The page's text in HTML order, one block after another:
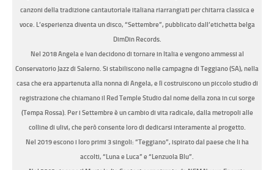
canzoni della tradizione cantautoriale italiana riarrangiati per chitarra classica e
voce. L’esperienza diventa un disco, “Settembre”, pubblicatodall’etichetta belga
DimDin Records.
Nel 2018 Angela e Ivan decidono di tornare in Italia e vengono ammessi al
Conservatorio Jazz di Salerno . Si stabiliscono nelle campagne di Teggiano (SA), nella
casa che era appartenuta alla nonna di Angela, e lì costruiscono un piccolo studio di
registrazione che chiamano il Red Temple Studiodal nome della zona in cui sorge
(Tempa Rossa). Per i Settembre è un cambio di vita radicale, dalla metropoli alle
colline di ulivi, che però consente loro di dedicarsi interamente al progetto.
Nel 2019 escono i loro primi 3 singoli: “Teggiano”, ispirato dal paese che li ha
accolti, “Luna e Luca” e “Lenzuola Blu”.